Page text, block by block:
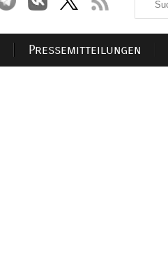
Pressemitteilungen